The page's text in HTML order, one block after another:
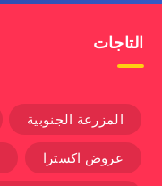
التاجات
المزرعة الجنوبية
عروض اكسترا